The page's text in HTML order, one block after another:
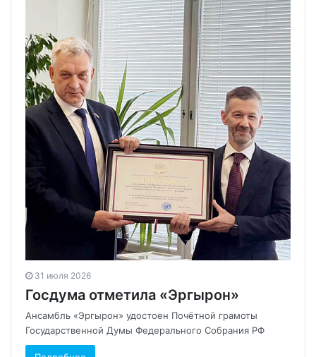
31 июля 2026
Госдума отметила «Эргырон»
Ансамбль «Эргырон» удостоен Почётной грамоты
Государственной Думы Федерального Собрания РФ